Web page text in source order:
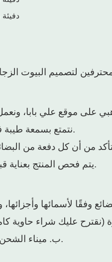
نتمتع بسمعة طيبة في السوق العالمية. ويُعدّ التعاون طويل الأمد والمتبادل المنفعة فلسفتنا الإدارية.
من أن كل دفعة من
يتم فحص المنتج بعناية قبل التسليم. ويمكن الحصول على الاختبارات والشهادات اللازمة بناءً على طلبكم.
وفقًا لأسمائها
ب. ميناء الشحن عادة ما يكون تشينغداو/شنغهاي، ويمكننا ترتيب الشحن لك بعد استلام تعويضك.